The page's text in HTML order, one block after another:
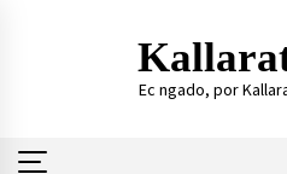
Ec ngado, por